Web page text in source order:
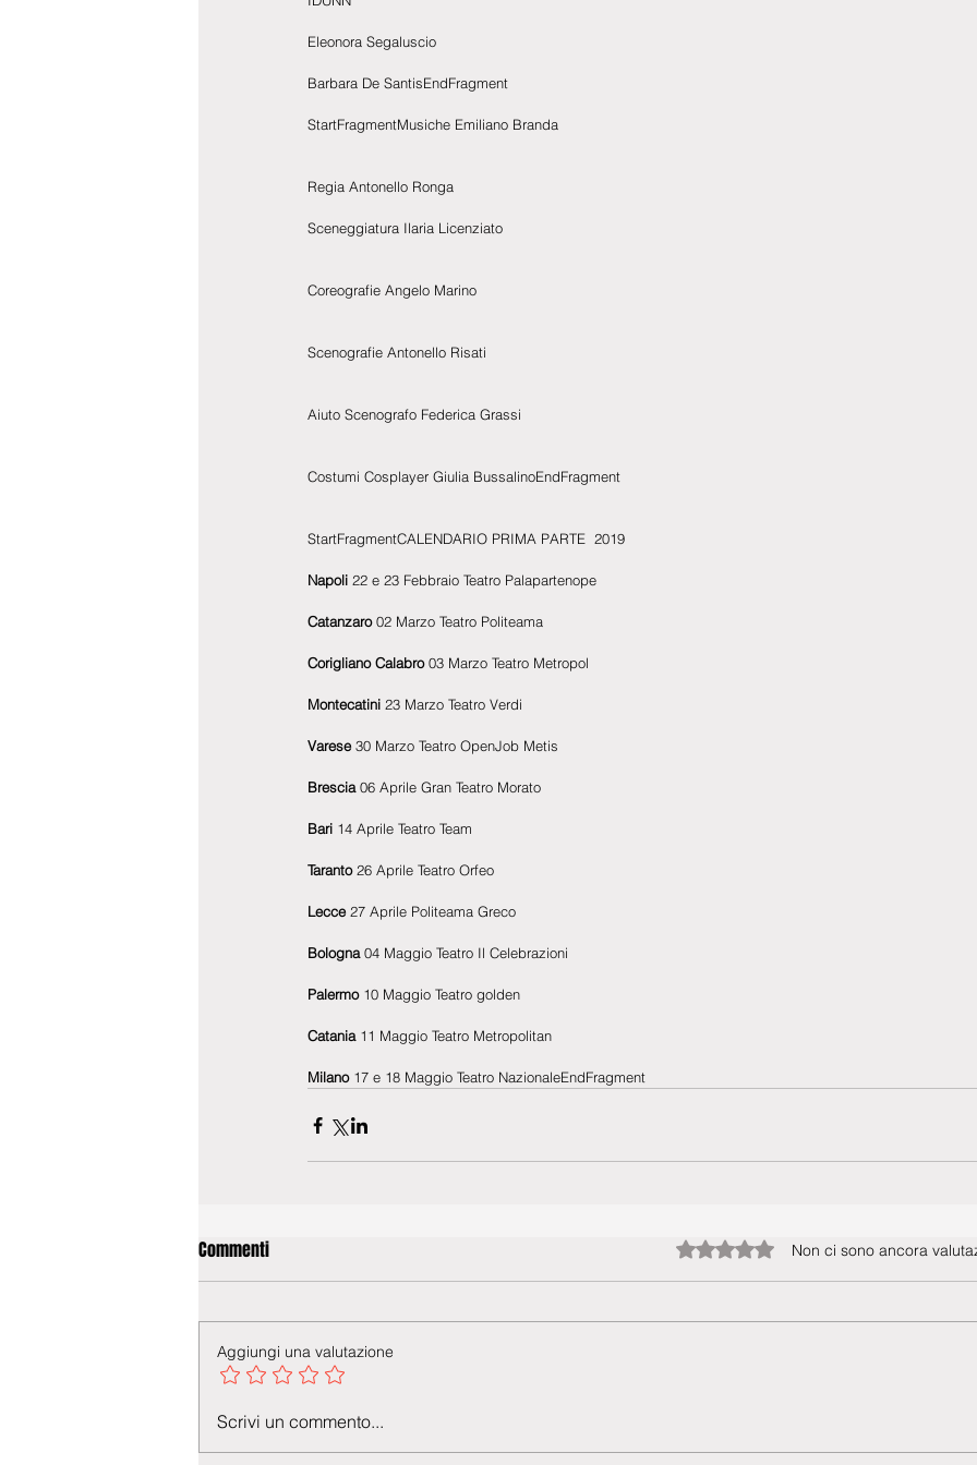
Eleonora Segaluscio
Barbara De SantisEndFragment
StartFragmentMusiche Emiliano Branda
Regia Antonello Ronga
Sceneggiatura Ilaria Licenziato
Coreografie Angelo Marino
Scenografie Antonello Risati
Aiuto Scenografo Federica Grassi
Costumi Cosplayer Giulia BussalinoEndFragment
StartFragmentCALENDARIO PRIMA PARTE  2019
Napoli 22 e 23 Febbraio Teatro Palapartenope
Catanzaro 02 Marzo Teatro Politeama
Corigliano Calabro 03 Marzo Teatro Metropol
Montecatini 23 Marzo Teatro Verdi
Varese 30 Marzo Teatro OpenJob Metis
Brescia 06 Aprile Gran Teatro Morato
Bari 14 Aprile Teatro Team
Taranto 26 Aprile Teatro Orfeo
Lecce 27 Aprile Politeama Greco
Bologna 04 Maggio Teatro Il Celebrazioni
Palermo 10 Maggio Teatro golden
Catania 11 Maggio Teatro Metropolitan
Milano 17 e 18 Maggio Teatro NazionaleEndFragment
Commenti Valutazione 0 stelle su 5.Non ci sono ancora
Aggiungi una valutazione
Scrivi un commento...